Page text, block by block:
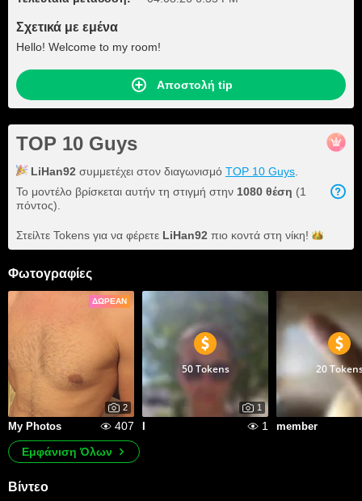
Σχετικά με εμένα
Hello! Welcome to my room!
Αποστολή tip
TOP 10 Guys
LiHan92 συμμετέχει στον διαγωνισμό TOP 10 Guys
Το μοντέλο βρίσκεται αυτήν τη στιγμή στην 1080 θέση (1
πόντος).
Στείλτε Tokens για να φέρετε LiHan92 πιο κοντά στη νίκη!
Φωτογραφίες
ΔΩΡΕΆΝ
2
My Photos 407
50 Tokens
1
1
20
member
Εμφάνιση Όλων
Βίντεο